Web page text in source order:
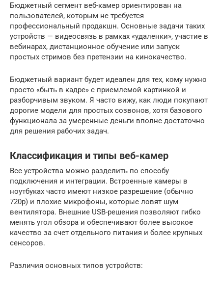
Бюджетный сегмент веб-камер ориентирован на
пользователей, которым не требуется
профессиональный продакшн. Основные задачи таких
устройств — видеосвязь в рамках «удаленки», участие в
вебинарах, дистанционное обучение или запуск
простых стримов без претензии на кинокачество.
Бюджетный вариант будет идеален для тех, кому нужно
просто «быть в кадре» с приемлемой картинкой и
разборчивым звуком. Я часто вижу, как люди покупают
дорогие модели для простых созвонов, хотя базового
функционала за умеренные деньги вполне достаточно
для решения рабочих задач.
Классификация и типы веб-камер
Все устройства можно разделить по способу
подключения и интеграции. Встроенные камеры в
ноутбуках часто имеют низкое разрешение (обычно
720p) и плохие микрофоны, которые ловят шум
вентилятора. Внешние USB-решения позволяют гибко
менять угол обзора и обеспечивают более высокое
качество за счет отдельного питания и более крупных
сенсоров.
Различия основных типов устройств: